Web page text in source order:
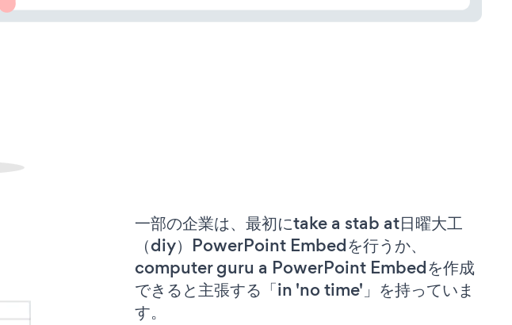
一部の企業は、最初にtake a stab at日曜大工
（diy）PowerPoint Embedを行うか、
computer guru a PowerPoint Embedを作成
できると主張する「in 'no time'」を持っていま
す。